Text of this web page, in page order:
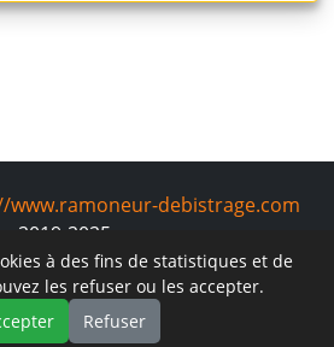
www.ramoneur-debistrage.com
2019-2025
à des fins de statistiques et de
les refuser ou les accepter.
Refuser